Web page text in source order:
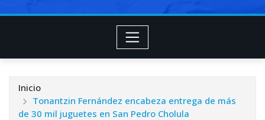
Inicio
Tonantzin Fernández encabeza entrega de más
de 30 mil juguetes en San Pedro Cholula